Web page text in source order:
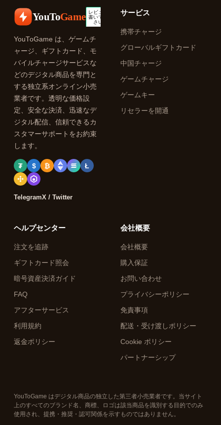
YouToGame
YouToGame は、ゲームチ
ャージ、ギフトカード、モ
バイルチャージサービスな
どのデジタル商品を専門と
する独立系オンライン小売
業者です。透明な価格設
定、安全な決済、迅速なデ
ジタル配信、信頼できるカ
スタマーサポートをお約束
します。
₮ $ ₿ Ł
TelegramX / Twitter
サービス
携帯チャージ
グローバルギフトカード
中国チャージ
ゲームチャージ
ゲームキー
リセラーを開通
ヘルプセンター
注文を追跡
ギフトカード照会
暗号資産決済ガイド
FAQ
アフターサービス
利用規約
返金ポリシー
会社概要
会社概要
購入保証
お問い合わせ
プライバシーポリシー
免責事項
配送・受け渡しポリシー
Cookie ポリシー
パートナーシップ
YouToGame はデジタル商品の独立した第三者小売業者です。当サイト
上のすべてのブランド名、商標、ロゴは該当商品を識別する目的でのみ
使用され、提携・推奨・認可関係を示すものではありません。